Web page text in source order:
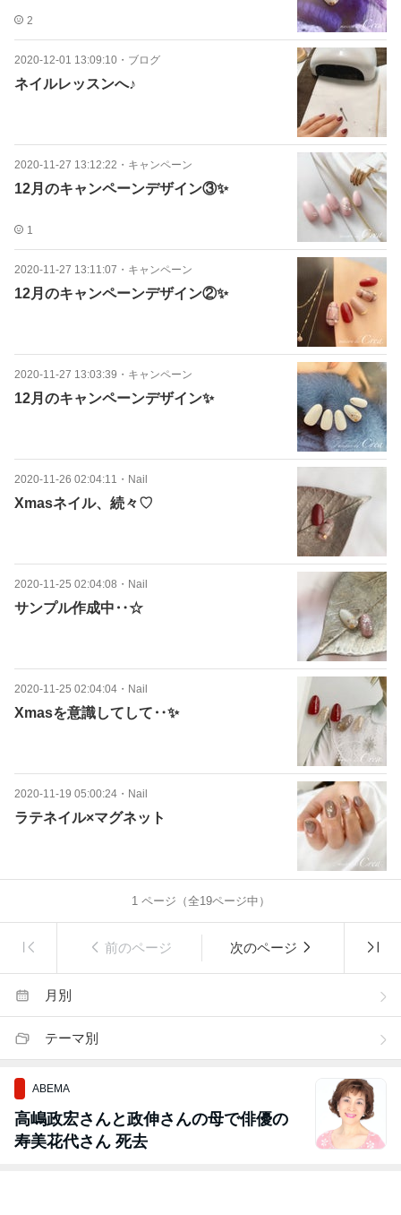
2
2020-12-01 13:09:10 ・ ブログ
ネイルレッスンへ♪
2020-11-27 13:12:22 ・ キャンペーン
12月のキャンペーンデザイン③✨
1
2020-11-27 13:11:07 ・ キャンペーン
12月のキャンペーンデザイン②✨
2020-11-27 13:03:39 ・ キャンペーン
12月のキャンペーンデザイン✨
2020-11-26 02:04:11 ・ Nail
Xmasネイル、続々♡
2020-11-25 02:04:08 ・ Nail
サンプル作成中‥☆
2020-11-25 02:04:04 ・ Nail
Xmasを意識してして‥✨
2020-11-19 05:00:24 ・ Nail
ラテネイル×マグネット
1ページ（全19ページ中）
前のページ 次のページ
月別
テーマ別
ABEMA
高嶋政宏さんと政伸さんの母で俳優の
寿美花代さん 死去